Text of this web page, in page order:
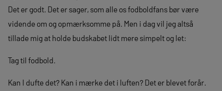
Det er godt. Det er sager, som alle os fodboldfans bør være
vidende om og opmærksomme på. Men i dag vil jeg altså
tillade mig at holde budskabet lidt mere simpelt og let:
Tag til fodbold.
Kan I dufte det? Kan i mærke det i luften? Det er blevet forår.